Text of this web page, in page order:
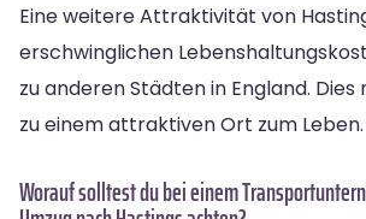
Eine weitere Attraktivität von
erschwinglichen
zu anderen Städten in England.
zu einem attraktiven Ort zum Leben.
Worauf solltest du bei einem